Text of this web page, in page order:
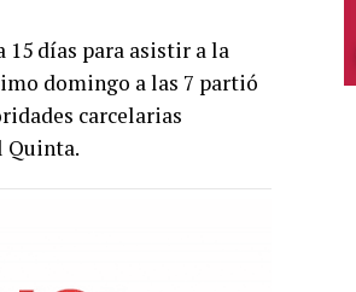
15 días para asistir a la
domingo a las 7 partió
carcelarias
Quinta.